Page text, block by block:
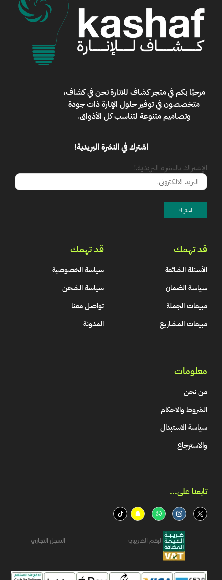
مرحبًا بكم فيمتجر كشاف للانارةنحن في كشاف،
متخصصون في توفير حلول الإنارة ذات جودة
وتصاميم متنوعة لتناسب كل الأذواق.
اشترك في النشرة البريدية!
الإشتراك بالنشرة البريدية.!
قد تهمك
الأسئلة الشائعة
سياسة الضمان
مبيعات الجملة
مبيعات المشاريع
قد تهمك
سياسة الخصوصية
سياسة الشحن
تواصل معنا
المدونة
معلومات
من نحن
الشروط والاحكام
سياسة الاستبدال
والاسترجاع
تابعنا على...​
الرقم الضريبي السجل التجاري